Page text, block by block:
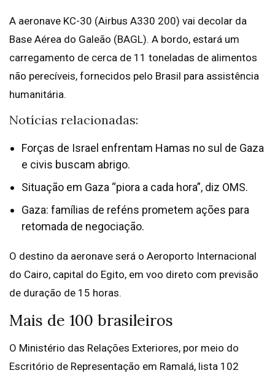
A aeronave KC-30 (Airbus A330 200) vai decolar da
Base Aérea do Galeão (BAGL). A bordo, estará um
carregamento de cerca de 11 toneladas de alimentos
não perecíveis, fornecidos pelo Brasil para assistência
humanitária.
Notícias relacionadas:
Forças de Israel enfrentam Hamas no sul de Gaza
e civis buscam abrigo.
Situação em Gaza “piora a cada hora”, diz OMS.
Gaza: famílias de reféns prometem ações para
retomada de negociação.
O destino da aeronave será o Aeroporto Internacional
do Cairo, capital do Egito, em voo direto com previsão
de duração de 15 horas.
Mais de 100 brasileiros
O Ministério das Relações Exteriores, por meio do
Escritório de Representação em Ramalá, lista 102